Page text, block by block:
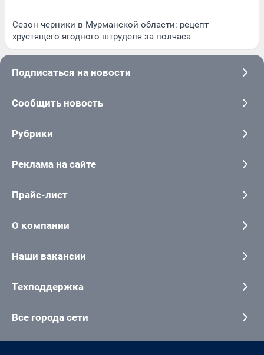
Сезон черники в Мурманской области: рецепт
хрустящего ягодного штруделя за полчаса
Подписаться на новости
Сообщить новость
Рубрики
Реклама на сайте
Прайс-лист
О компании
Наши вакансии
Техподдержка
Все города сети